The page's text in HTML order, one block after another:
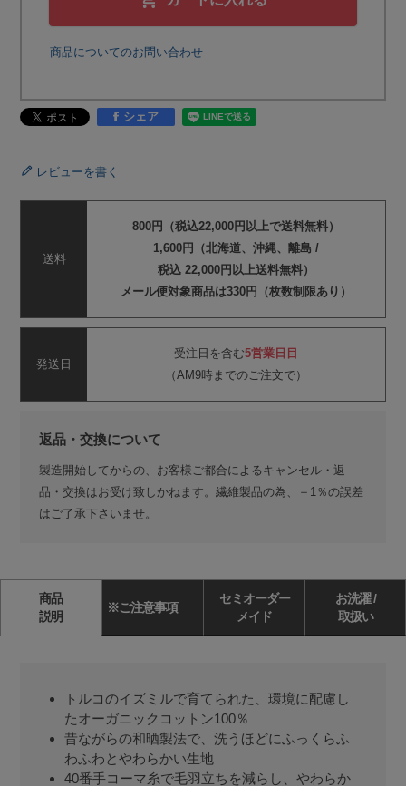
商品についてのお問い合わせ
シェア
レビューを書く
送料
800円（税込22,000円以上で送料無料）
1,600円（北海道、沖縄、離島 /
税込 22,000円以上送料無料）
メール便対象商品は330円（枚数制限あり）
発送日
受注日を含む5営業日目
（AM9時までのご注文で）
返品・交換について
製造開始してからの、お客様ご都合によるキャンセル・返
品・交換はお受け致しかねます。繊維製品の為、＋1％の誤差
はご了承下さいませ。
商品
説明
※ご注意事項
セミオーダー
メイド
お洗濯 /
取扱い
トルコのイズミルで育てられた、環境に配慮し
たオーガニックコットン100％
昔ながらの和晒製法で、洗うほどにふっくらふ
わふわとやわらかい生地
40番手コーマ糸で毛羽立ちを減らし、やわらか